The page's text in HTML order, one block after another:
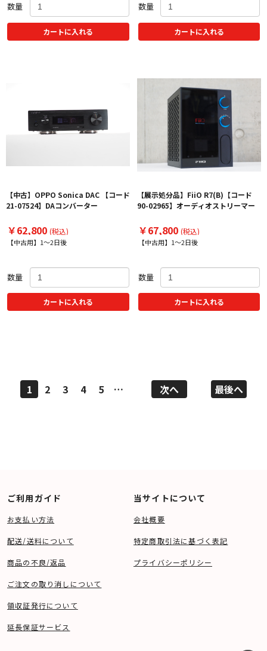
数量
カートに入れる
数量
カートに入れる
【中古】OPPO Sonica DAC 【コード
21-07524】DAコンバーター
￥62,800 (税込)
【中古用】1～2日後
数量
カートに入れる
【展示処分品】FiiO R7(B)【コード
90-02965】オーディオストリーマー
￥67,800 (税込)
【中古用】1～2日後
数量
カートに入れる
1 2 3 4 5 … 次へ 最後へ
ご利用ガイド
お支払い方法
配送/送料について
商品の不良/返品
ご注文の取り消しについて
領収証発行について
延長保証サービス
当サイトについて
会社概要
特定商取引法に基づく表記
プライバシーポリシー